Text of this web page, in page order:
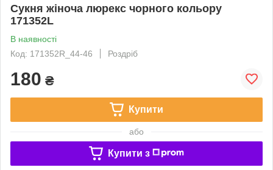
Сукня жіноча люрекс чорного кольору
171352L
В наявності
Код: 171352R_44-46
Роздріб
180 ₴
Купити
або
Купити з